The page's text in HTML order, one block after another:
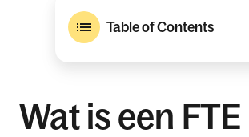
Table of Contents
Wat is een FTE